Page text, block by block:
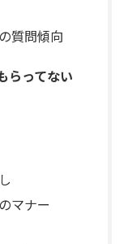
質問傾向
らってない
マナー